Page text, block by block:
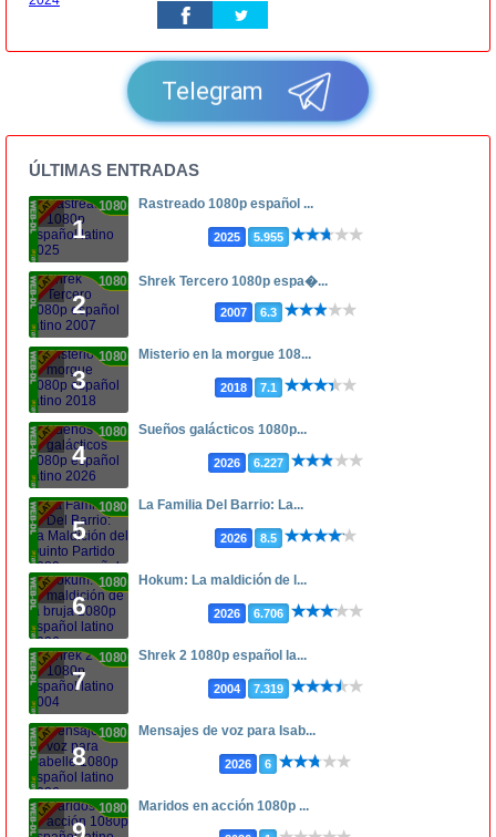
Telegram
ÚLTIMAS ENTRADAS
1
1080p Rastreado 1080p español ...
2025 5.955
2
1080p Shrek Tercero 1080p espa�...
2007 6.3
3
1080p Misterio en la morgue 108...
2018 7.1
4
1080p Sueños galácticos 1080p...
2026 6.227
5
1080p La Familia Del Barrio: La...
2026 8.5
6
1080p Hokum: La maldición de l...
2026 6.706
7
1080p Shrek 2 1080p español la...
2004 7.319
8
1080p Mensajes de voz para Isab...
2026 6
1080p Maridos en acción 1080p ...